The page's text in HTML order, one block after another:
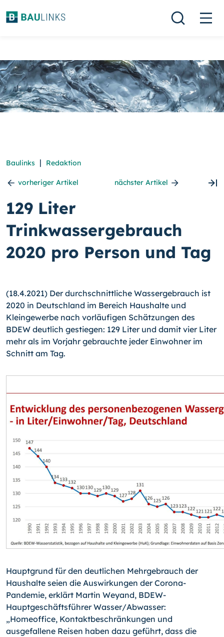
Baulinks | Redaktion
vorheriger Artikel nächster Artikel
129 Liter
Trinkwassergebrauch
2020 pro Person und Tag
(18.4.2021) Der durchschnittliche Wassergebrauch ist
2020 in Deutschland im Bereich Haushalte und
Kleingewerbe nach vorläufigen Schätzungen des
BDEW deutlich gestiegen: 129 Liter und damit vier Liter
mehr als im Vorjahr gebrauchte jeder Einwohner im
Schnitt am Tag.
Hauptgrund für den deutlichen Mehrgebrauch der
Haushalte seien die Auswirkungen der Corona-
Pandemie, erklärt Martin Weyand, BDEW-
Hauptgeschäftsführer Wasser/Ab­wasser:
„Homeoffice, Kontaktbeschränkungen und
ausgefallene Reisen haben dazu geführt, dass die